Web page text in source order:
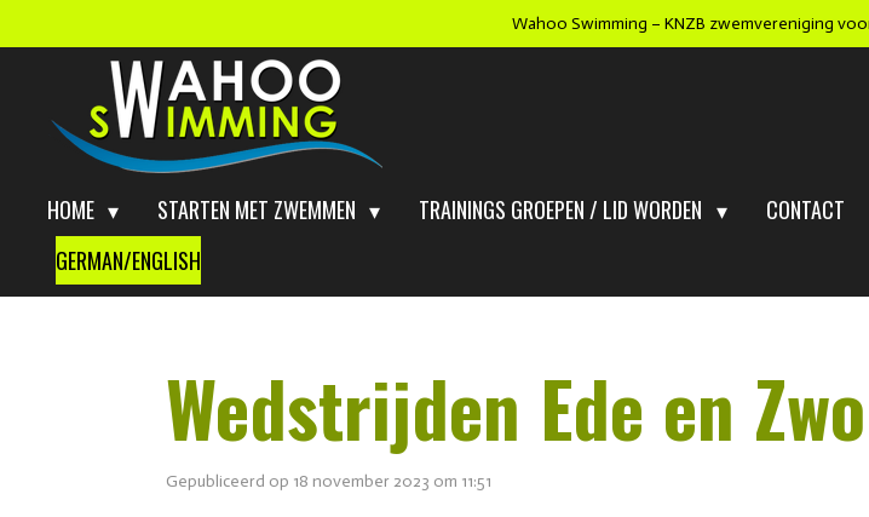
hoofdinhoud
Wahoo Swimming – KNZB zwemvereniging
HOME STARTEN MET ZWEMMEN TRAININGS GROEPEN / LID WORDEN CONTACT
GERMAN/ENGLISH
Wedstrijden Ede en
Gepubliceerd op 18 november 2023 om 11:51